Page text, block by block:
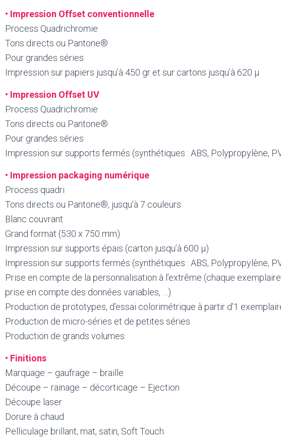
• Impression Offset conventionnelle
Process Quadrichromie
Tons directs ou Pantone®
Pour grandes séries
Impression sur papiers jusqu’à 450 gr et sur cartons jusqu’à 620 µ
• Impression Offset UV
Process Quadrichromie
Tons directs ou Pantone®
Pour grandes séries
Impression sur supports fermés (synthétiques : ABS, Polypropylène,
• Impression packaging numérique
Process quadri
Tons directs ou Pantone®, jusqu’à 7 couleurs
Blanc couvrant
Grand format (530 x 750 mm)
Impression sur supports épais (carton jusqu’à 600 µ)
Impression sur supports fermés (synthétiques : ABS, Polypropylène,
Prise en compte de la personnalisation à l’extrême (chaque
prise en compte des données variables, …)
Production de prototypes, d’essai colorimétrique à partir d’1
Production de micro-séries et de petites séries
Production de grands volumes
• Finitions
Marquage – gaufrage – braille
Découpe – rainage – décorticage – Ejection
Découpe laser
Dorure à chaud
Pelliculage brillant, mat, satin, Soft Touch